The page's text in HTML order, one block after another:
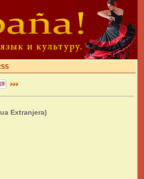
Extranjera)